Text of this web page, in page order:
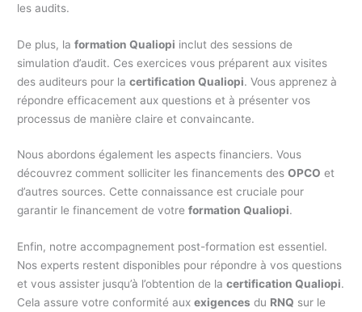
les audits.
De plus, laformation Qualiopi inclut des sessions de
simulation d’audit. Ces exercices vous préparent aux visites
des auditeurs pour lacertification Qualiopi. Vous apprenez à
répondre efficacement aux questions et à présenter vos
processus de manière claire et convaincante.
Nous abordons également les aspects financiers. Vous
découvrez comment solliciter les financements desOPCO et
d’autres sources. Cette connaissance est cruciale pour
garantir le financement de votreformation Qualiopi.
Enfin, notre accompagnement post-formation est essentiel.
Nos experts restent disponibles pour répondre à vos questions
et vous assister jusqu’à l’obtention de lacertification Qualiopi.
Cela assure votre conformité auxexigences du RNQ sur le